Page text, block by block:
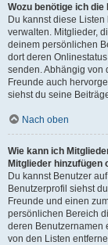
Wozu benötige ich
Du kannst diese
verwalten. Mitglieder,
deinem persönlichen
dort deren
senden. Abhängig von
Freunde auch
siehst du seine
Nach oben
Wie kann ich
Mitglieder hinzufügen
Du kannst Benutzer
Benutzerprofil siehst
Freunde und einen
persönlichen Bereich
deren Benutzernamen
von den Listen